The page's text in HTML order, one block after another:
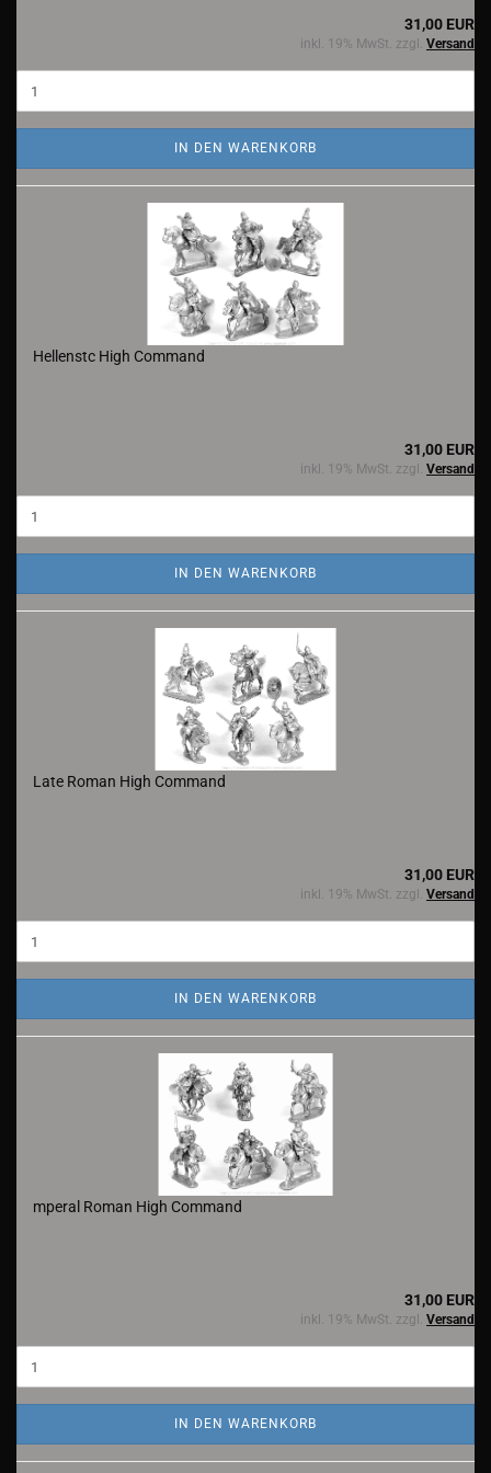
31,00 EUR
inkl. 19% MwSt. zzgl. Versand
IN DEN WARENKORB
Hellenstc High Command
31,00 EUR
inkl. 19% MwSt. zzgl. Versand
IN DEN WARENKORB
Late Roman High Command
31,00 EUR
inkl. 19% MwSt. zzgl. Versand
IN DEN WARENKORB
mperal Roman High Command
31,00 EUR
inkl. 19% MwSt. zzgl. Versand
IN DEN WARENKORB